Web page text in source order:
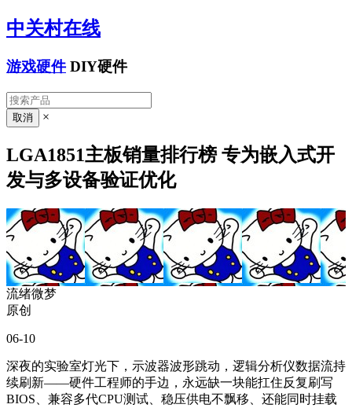
中关村在线
游戏硬件 DIY硬件
×
LGA1851主板销量排行榜 专为嵌入式开
发与多设备验证优化
流绪微梦
原创
06-10
深夜的实验室灯光下，示波器波形跳动，逻辑分析仪数据流持
续刷新——硬件工程师的手边，永远缺一块能扛住反复刷写
BIOS、兼容多代CPU测试、稳压供电不飘移、还能同时挂载